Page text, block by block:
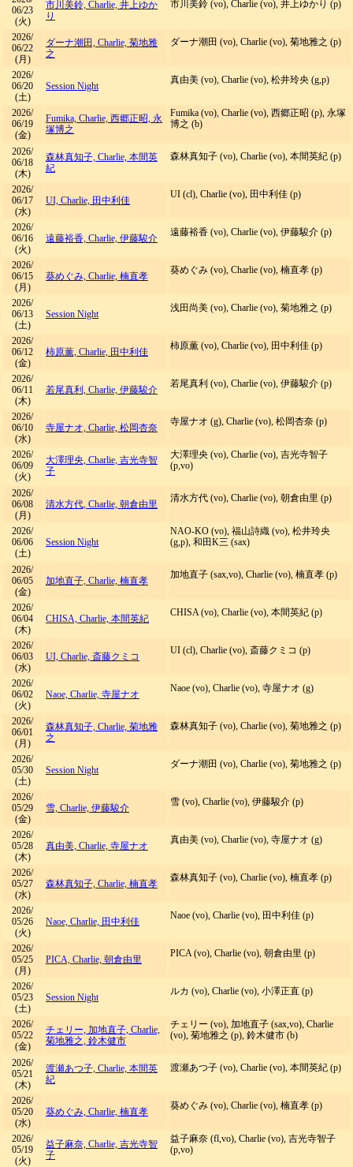
06/23
(火)
市川美鈴, Charlie, 井上ゆか
り
市川美鈴 (vo), Charlie (vo), 井上ゆかり (p)
2026/
06/22
(月)
ダーナ潮田, Charlie, 菊地雅
之
ダーナ潮田 (vo), Charlie (vo), 菊地雅之 (p)
2026/
06/20
(土)
Session Night
真由美 (vo), Charlie (vo), 松井玲央 (g,p)
2026/
06/19
(金)
Fumika, Charlie, 西郷正昭, 永
塚博之
Fumika (vo), Charlie (vo), 西郷正昭 (p), 永塚
博之 (b)
2026/
06/18
(木)
森林真知子, Charlie, 本間英
紀
森林真知子 (vo), Charlie (vo), 本間英紀 (p)
2026/
06/17
(水)
UI, Charlie, 田中利佳
UI (cl), Charlie (vo), 田中利佳 (p)
2026/
06/16
(火)
遠藤裕香, Charlie, 伊藤駿介
遠藤裕香 (vo), Charlie (vo), 伊藤駿介 (p)
2026/
06/15
(月)
葵めぐみ, Charlie, 楠直孝
葵めぐみ (vo), Charlie (vo), 楠直孝 (p)
2026/
06/13
(土)
Session Night
浅田尚美 (vo), Charlie (vo), 菊地雅之 (p)
2026/
06/12
(金)
柿原薫, Charlie, 田中利佳
柿原薫 (vo), Charlie (vo), 田中利佳 (p)
2026/
06/11
(木)
若尾真利, Charlie, 伊藤駿介
若尾真利 (vo), Charlie (vo), 伊藤駿介 (p)
2026/
06/10
(水)
寺屋ナオ, Charlie, 松岡杏奈
寺屋ナオ (g), Charlie (vo), 松岡杏奈 (p)
2026/
06/09
(火)
大澤理央, Charlie, 吉光寺智
子
大澤理央 (vo), Charlie (vo), 吉光寺智子
(p,vo)
2026/
06/08
(月)
清水方代, Charlie, 朝倉由里
清水方代 (vo), Charlie (vo), 朝倉由里 (p)
2026/
06/06
(土)
Session Night
NAO-KO (vo), 福山詩織 (vo), 松井玲央
(g,p), 和田K三 (sax)
2026/
06/05
(金)
加地直子, Charlie, 楠直孝
加地直子 (sax,vo), Charlie (vo), 楠直孝 (p)
2026/
06/04
(木)
CHISA, Charlie, 本間英紀
CHISA (vo), Charlie (vo), 本間英紀 (p)
2026/
06/03
(水)
UI, Charlie, 斎藤クミコ
UI (cl), Charlie (vo), 斎藤クミコ (p)
2026/
06/02
(火)
Naoe, Charlie, 寺屋ナオ
Naoe (vo), Charlie (vo), 寺屋ナオ (g)
2026/
06/01
(月)
森林真知子, Charlie, 菊地雅
之
森林真知子 (vo), Charlie (vo), 菊地雅之 (p)
2026/
05/30
(土)
Session Night
ダーナ潮田 (vo), Charlie (vo), 菊地雅之 (p)
2026/
05/29
(金)
雪, Charlie, 伊藤駿介
雪 (vo), Charlie (vo), 伊藤駿介 (p)
2026/
05/28
(木)
真由美, Charlie, 寺屋ナオ
真由美 (vo), Charlie (vo), 寺屋ナオ (g)
2026/
05/27
(水)
森林真知子, Charlie, 楠直孝
森林真知子 (vo), Charlie (vo), 楠直孝 (p)
2026/
05/26
(火)
Naoe, Charlie, 田中利佳
Naoe (vo), Charlie (vo), 田中利佳 (p)
2026/
05/25
(月)
PICA, Charlie, 朝倉由里
PICA (vo), Charlie (vo), 朝倉由里 (p)
2026/
05/23
(土)
Session Night
ルカ (vo), Charlie (vo), 小澤正直 (p)
2026/
05/22
(金)
チェリー, 加地直子, Charlie,
菊地雅之, 鈴木健市
チェリー (vo), 加地直子 (sax,vo), Charlie
(vo), 菊地雅之 (p), 鈴木健市 (b)
2026/
05/21
(木)
渡瀬あつ子, Charlie, 本間英
紀
渡瀬あつ子 (vo), Charlie (vo), 本間英紀 (p)
2026/
05/20
(水)
葵めぐみ, Charlie, 楠直孝
葵めぐみ (vo), Charlie (vo), 楠直孝 (p)
2026/
05/19
(火)
益子麻奈, Charlie, 吉光寺智
子
益子麻奈 (fl,vo), Charlie (vo), 吉光寺智子
(p,vo)